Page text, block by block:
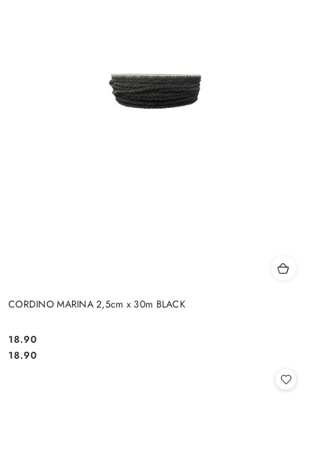
CORDINO MARINA 2,5cm x 30m BLACK
Cena:
18.90
Cena:
18.90